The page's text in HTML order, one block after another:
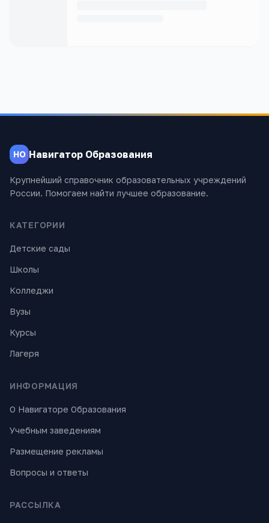
НО Навигатор Образования
Крупнейший справочник образовательных учреждений
России. Помогаем найти лучшее образование.
КАТЕГОРИИ
Детские сады
Школы
Колледжи
Вузы
Курсы
Лагеря
ИНФОРМАЦИЯ
О Навигаторе Образования
Учебным заведениям
Размещение рекламы
Вопросы и ответы
РАССЫЛКА